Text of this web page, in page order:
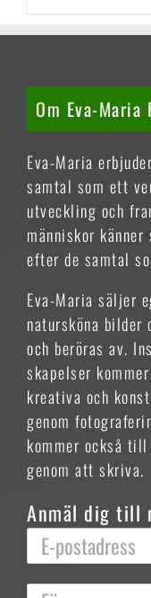
Om Eva-Maria
Eva-Maria
samtal som ett
utveckling och
människor
efter de samtal
Eva-Maria säljer
natursköna
och beröras av.
skapelser
kreativa och
genom
kommer också
genom att skriva.
Anmäl dig till